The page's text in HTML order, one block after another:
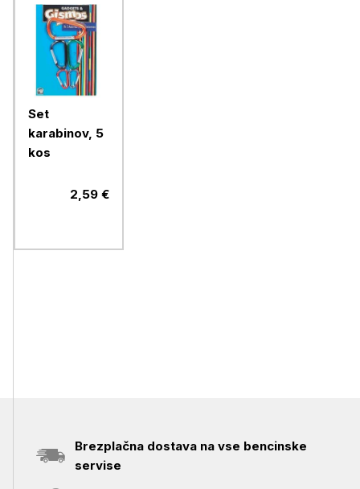
Set
karabinov, 5
kos
2,59 €
Brezplačna dostava na vse bencinske
servise